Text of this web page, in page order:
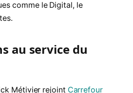
comme le Digital, le
au service du
Métivier rejoint Carrefour